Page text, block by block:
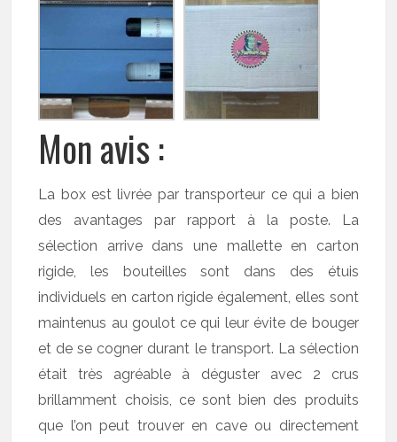
Mon avis :
La box est livrée par transporteur ce qui a bien
des avantages par rapport à la poste. La
sélection arrive dans une mallette en carton
rigide, les bouteilles sont dans des étuis
individuels en carton rigide également, elles sont
maintenus au goulot ce qui leur évite de bouger
et de se cogner durant le transport. La sélection
était très agréable à déguster avec 2 crus
brillamment choisis, ce sont bien des produits
que l’on peut trouver en cave ou directement